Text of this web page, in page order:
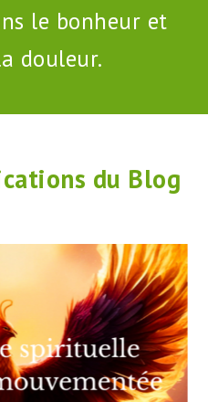
le bonheur et
douleur.
du Blog